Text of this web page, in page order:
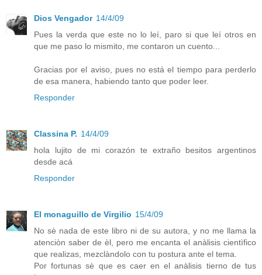
Dios Vengador 14/4/09
Pues la verda que este no lo leí, paro si que leí otros en
que me paso lo mismito, me contaron un cuento...
Gracias por el aviso, pues no está el tiempo para perderlo
de esa manera, habiendo tanto que poder leer.
Responder
Classina P. 14/4/09
hola lujito de mi corazón te extraño besitos argentinos
desde acá
Responder
El monaguillo de Virgilio 15/4/09
No sè nada de este libro ni de su autora, y no me llama la
atenciòn saber de èl, pero me encanta el anàlisis cientìfico
que realizas, mezclàndolo con tu postura ante el tema.
Por fortunas sè que es caer en el anàlisis tierno de tus